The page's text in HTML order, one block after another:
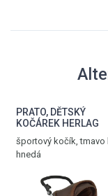
PRATO, DĚTSKÝ
KOČÁREK HERLAG
športový kočík, tmavo
hnedá